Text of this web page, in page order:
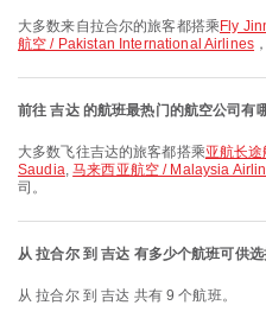
大多数来自拉合尔的旅客都搭乘 Fly
航空 / Pakistan International Airlines
前往 吉达 的航班最热门的航空公司有
大多数飞往吉达的旅客都搭乘亚航长
Saudia,马来西亚航空 / Malaysia
司。
从 拉合尔 到 吉达 有多少个航班可供选
从 拉合尔 到 吉达 共有 9 个航班。